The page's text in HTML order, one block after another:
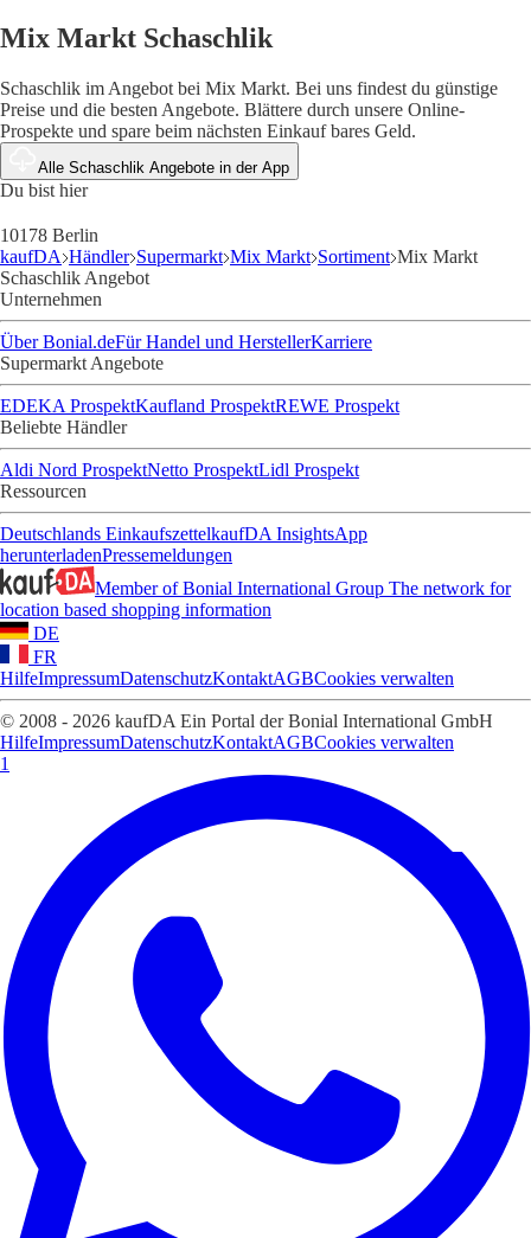
Mix Markt Schaschlik
Schaschlik im Angebot bei Mix Markt. Bei uns findest du günstige
Preise und die besten Angebote. Blättere durch unsere Online-
Prospekte und spare beim nächsten Einkauf bares Geld.
Alle Schaschlik Angebote in der App
Du bist hier
10178 Berlin
kaufDA Händler Supermarkt Mix Markt Sortiment Mix Markt
Schaschlik Angebot
Unternehmen
Über Bonial.deFür Handel und HerstellerKarriere
Supermarkt Angebote
EDEKA ProspektKaufland ProspektREWE Prospekt
Beliebte Händler
Aldi Nord ProspektNetto ProspektLidl Prospekt
Ressourcen
Deutschlands EinkaufszettelkaufDA InsightsApp
herunterladenPressemeldungen
Member of Bonial International Group The network for
location based shopping information
DE
FR
HilfeImpressumDatenschutzKontaktAGBCookies verwalten
© 2008 - 2026 kaufDA Ein Portal der Bonial International GmbH
HilfeImpressumDatenschutzKontaktAGBCookies verwalten
1